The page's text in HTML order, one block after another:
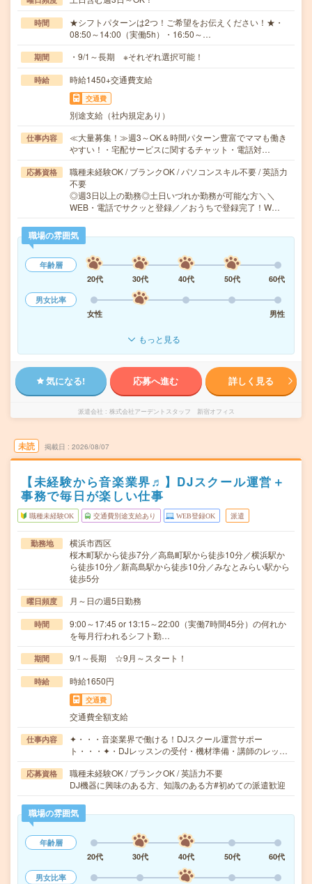
時間
★シフトパターンは2つ！ご希望をお伝えください！★・
08:50～14:00（実働5h）・16:50～…
期間 ・9/1～長期 ※それぞれ選択可能！
時給 時給1450+交通費支給
交通費
別途支給（社内規定あり）
仕事内容
≪大量募集！≫週3～OK＆時間パターン豊富でママも働き
やすい！・宅配サービスに関するチャット・電話対…
応募資格
職種未経験OK / ブランクOK / パソコンスキル不要 / 英語力
不要
◎週3日以上の勤務◎土日いづれか勤務が可能な方＼＼
WEB・電話でサクッと登録／／おうちで登録完了！W…
職場の雰囲気
年齢層
20代
30代 40代 50代
60代
男女比率
女性
男性
もっと見る
気になる! 応募へ進む 詳しく見る
派遣会社 株式会社アーデントスタッフ 新宿オフィス
未読 掲載日 2026/08/07
【未経験から音楽業界♬】DJスクール運営＋
事務で毎日が楽しい仕事
職種未経験OK 交通費別途支給あり WEB登録OK 派遣
勤務地
横浜市西区
桜木町駅から徒歩7分／高島町駅から徒歩10分／横浜駅か
ら徒歩10分／新高島駅から徒歩10分／みなとみらい駅から
徒歩5分
曜日頻度 月～日の週5日勤務
時間
9:00～17:45 or 13:15～22:00（実働7時間45分）の何れか
を毎月行われるシフト勤…
期間 9/1～長期 ☆9月～スタート！
時給 時給1650円
交通費
交通費全額支給
仕事内容
✦・・・音楽業界で働ける！DJスクール運営サポー
ト・・・✦・DJレッスンの受付・機材準備・講師のレッ…
応募資格
職種未経験OK / ブランクOK / 英語力不要
DJ機器に興味のある方、知識のある方#初めての派遣歓迎
職場の雰囲気
年齢層
20代
30代 40代 50代
60代
男女比率